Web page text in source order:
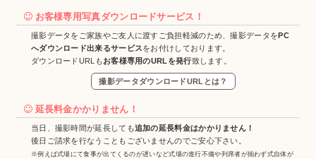
お客様専用写真ダウンロードサービス！
撮影データをご家族やご友人に渡すご負担軽減のため、撮影データをPC
へダウンロード出来るサービスをお付けしております。
ダウンロードURLもお客様専用のURLを発行致します。
撮影データダウンロードURLとは？
延長料金かかりません！
当日、撮影時間が延長しても追加の延長料金はかかりません！
後日ご請求を行なうこともございませんのでご安心下さい。
※例えば式場にて食事が出てくるのが遅いなど式場の進行不備や列席者が揃わず式自体が